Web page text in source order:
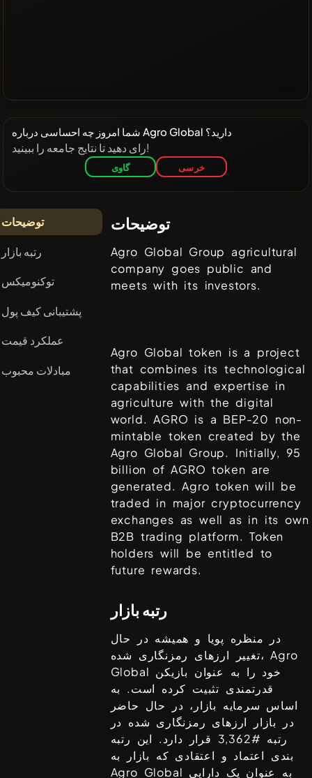
شما امروز چه احساسی درباره Agro Global دارید؟
رای دهید تا نتایج جامعه را ببینید!
گاوی خرسی
توضیحات
رتبه بازار
توکنومیکس
پشتیبانی کیف پول
عملکرد قیمت
مبادلات محبوب
توضیحات
Agro Global Group agricultural
company goes public and
meets with its investors.
Agro Global token is a project
that combines its technological
capabilities and expertise in
agriculture with the digital
world. AGRO is a BEP-20 non-
mintable token created by the
Agro Global Group. Initially, 95
billion of AGRO token are
generated. Agro token will be
traded in major cryptocurrency
exchanges as well as in its own
B2B trading platform. Token
holders will be entitled to
future rewards.
رتبه بازار
در منظره پویا و همیشه در حال
تغییر ارزهای رمزنگاری شده،Agro
Global
قدرتمندی تثبیت کرده است. به
اساس سرمایه بازار، در حال حاضر
در بازار ارزهای رمزنگاری شده در
رتبه #3,362 قرار دارد. این رتبه
بندی اعتماد و اعتقادی که بازار به
Agro Global